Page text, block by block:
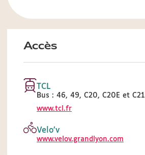
Accès
TCL
Bus : 46, 49, C20, C20E et C21
www.tcl.fr
Velo’v
www.velov.grandlyon.com